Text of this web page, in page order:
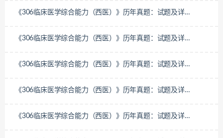
《306临床医学综合能力（西医）》历年真题：试题及详
《306临床医学综合能力（西医）》历年真题：试题及详
《306临床医学综合能力（西医）》历年真题：试题及详
《306临床医学综合能力（西医）》历年真题：试题及详
《306临床医学综合能力（西医）》历年真题：试题及详